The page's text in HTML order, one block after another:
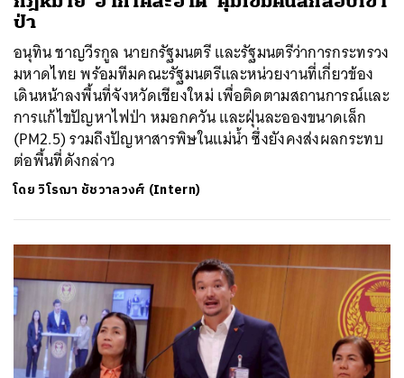
ป่า
อนุทิน ชาญวีรกูล นายกรัฐมนตรี และรัฐมนตรีว่าการกระทรวง
มหาดไทย พร้อมทีมคณะรัฐมนตรีและหน่วยงานที่เกี่ยวข้อง
เดินหน้าลงพื้นที่จังหวัดเชียงใหม่ เพื่อติดตามสถานการณ์และ
การแก้ไขปัญหาไฟป่า หมอกควัน และฝุ่นละอองขนาดเล็ก
(PM2.5) รวมถึงปัญหาสารพิษในแม่น้ำ ซึ่งยังคงส่งผลกระทบ
ต่อพื้นที่ดังกล่าว
โดยวิโรฌา ชัชวาลวงศ์ (Intern)